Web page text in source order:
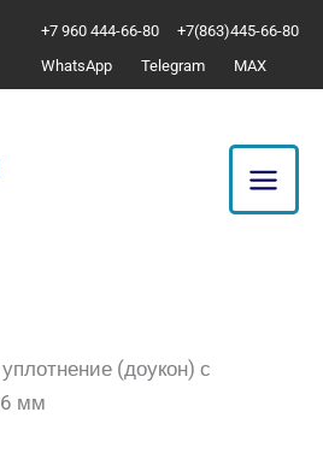
+7 960 444-66-80
+7(863)445-66-80
WhatsApp
Telegram MAX
(доукон) с
мм